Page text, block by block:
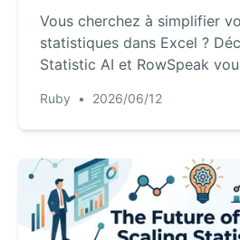
les formules
Vous cherchez à simplifier
statistiques dans Excel ?
Statistic AI et RowSpeak
avoir à retenir de formules
Ruby • 2026/06/12